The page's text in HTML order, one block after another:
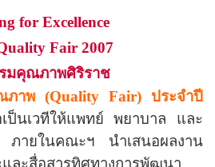
for Excellence
Fair 2007
มคุณภาพศิริราช
ภาพ (Quality Fair) ประจำปี
ป็นเวทีให้แพทย์ พยาบาล และ
ายในคณะฯ นำเสนอผลงาน
ละสื่อสารทิศทางการพัฒนา